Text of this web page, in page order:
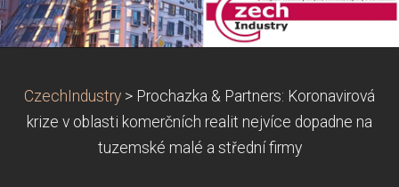
CzechIndustry > Prochazka & Partners: Koronavirová
krize v oblasti komerčních realit nejvíce dopadne na
tuzemské malé a střední firmy